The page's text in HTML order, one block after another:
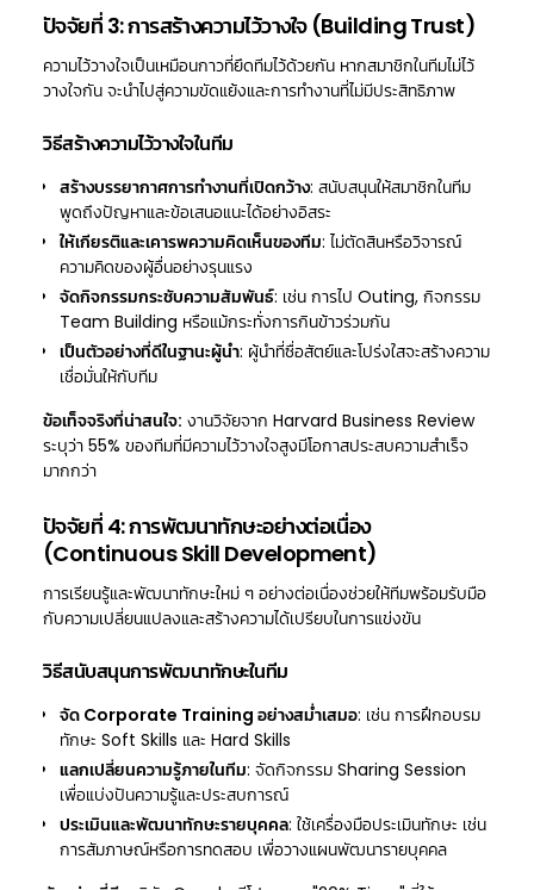
ปัจจัยที่ 3: การสร้างความไว้วางใจ (Building Trust)
ความไว้วางใจเป็นเหมือนกาวที่ยึดทีมไว้ด้วยกัน หากสมาชิกในทีมไม่ไว้
วางใจกัน จะนำไปสู่ความขัดแย้งและการทำงานที่ไม่มีประสิทธิภาพ
วิธีสร้างความไว้วางใจในทีม
สร้างบรรยากาศการทำงานที่เปิดกว้าง: สนับสนุนให้สมาชิกในทีม
พูดถึงปัญหาและข้อเสนอแนะได้อย่างอิสระ
ให้เกียรติและเคารพความคิดเห็นของทีม: ไม่ตัดสินหรือวิจารณ์
ความคิดของผู้อื่นอย่างรุนแรง
จัดกิจกรรมกระชับความสัมพันธ์: เช่น การไป Outing, กิจกรรม
Team Building หรือแม้กระทั่งการกินข้าวร่วมกัน
เป็นตัวอย่างที่ดีในฐานะผู้นำ: ผู้นำที่ซื่อสัตย์และโปร่งใสจะสร้างความ
เชื่อมั่นให้กับทีม
ข้อเท็จจริงที่น่าสนใจ: งานวิจัยจาก Harvard Business Review
ระบุว่า 55% ของทีมที่มีความไว้วางใจสูงมีโอกาสประสบความสำเร็จ
มากกว่า
ปัจจัยที่ 4: การพัฒนาทักษะอย่างต่อเนื่อง
(Continuous Skill Development)
การเรียนรู้และพัฒนาทักษะใหม่ ๆ อย่างต่อเนื่องช่วยให้ทีมพร้อมรับมือ
กับความเปลี่ยนแปลงและสร้างความได้เปรียบในการแข่งขัน
วิธีสนับสนุนการพัฒนาทักษะในทีม
จัด Corporate Training อย่างสม่ำเสมอ: เช่น การฝึกอบรม
ทักษะ Soft Skills และ Hard Skills
แลกเปลี่ยนความรู้ภายในทีม: จัดกิจกรรม Sharing Session
เพื่อแบ่งปันความรู้และประสบการณ์
ประเมินและพัฒนาทักษะรายบุคคล: ใช้เครื่องมือประเมินทักษะ เช่น
การสัมภาษณ์หรือการทดสอบ เพื่อวางแผนพัฒนารายบุคคล